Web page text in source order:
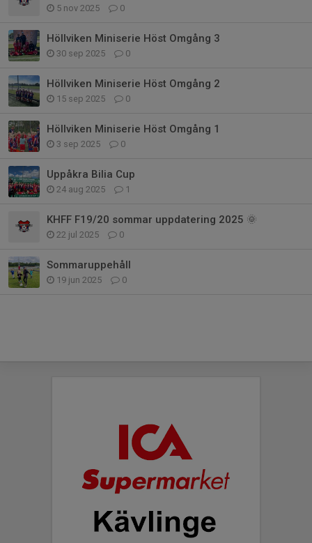
5 nov 2025 0
Höllviken Miniserie Höst Omgång 3
30 sep 2025 0
Höllviken Miniserie Höst Omgång 2
15 sep 2025 0
Höllviken Miniserie Höst Omgång 1
3 sep 2025 0
Uppåkra Bilia Cup
24 aug 2025 1
KHFF F19/20 sommar uppdatering 2025 🌞
22 jul 2025 0
Sommaruppehåll
19 jun 2025 0